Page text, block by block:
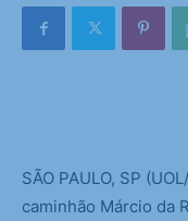
SÃO PAULO, SP
caminhão Márcio da